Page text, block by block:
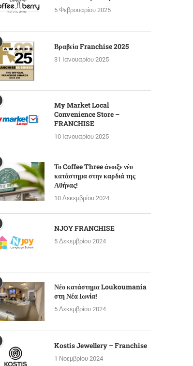
5 Φεβρουαρίου 2025
Βραβεία Franchise 2025
31 Ιανουαρίου 2025
My Market Local
Convenience Store –
FRANCHISE
10 Ιανουαρίου 2025
Το Coffee Three άνοιξε νέο
κατάστημα στην καρδιά της
Αθήνας!
10 Δεκεμβρίου 2024
NJOY FRANCHISE
5 Δεκεμβρίου 2024
Νέο κατάστημα Loukoumania
στη Νέα Ιωνία!
5 Δεκεμβρίου 2024
Kostis Jewellery – Franchise
1 Νοεμβρίου 2024